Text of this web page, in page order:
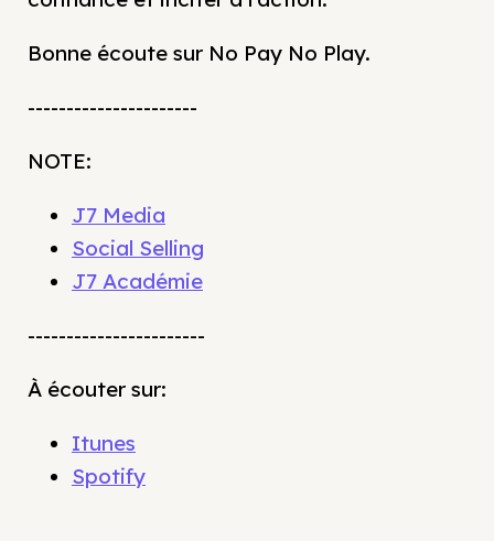
Bonne écoute sur No Pay No Play.
----------------------
NOTE:
J7 Media
Social Selling
J7 Académie
-----------------------
À écouter sur:
Itunes
Spotify